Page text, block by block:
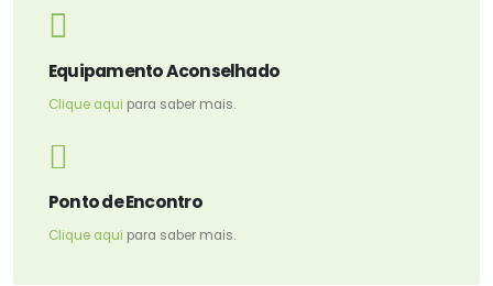
Equipamento Aconselhado
Clique aqui para saber mais.
Ponto de Encontro
Clique aqui para saber mais.